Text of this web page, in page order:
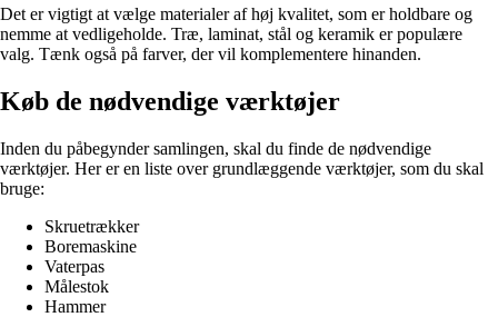
Det er vigtigt at vælge materialer af høj kvalitet, som er holdbare og
nemme at vedligeholde. Træ, laminat, stål og keramik er populære
valg. Tænk også på farver, der vil komplementere hinanden.
Køb de nødvendige værktøjer
Inden du påbegynder samlingen, skal du finde de nødvendige
værktøjer. Her er en liste over grundlæggende værktøjer, som du skal
bruge:
Skruetrækker
Boremaskine
Vaterpas
Målestok
Hammer